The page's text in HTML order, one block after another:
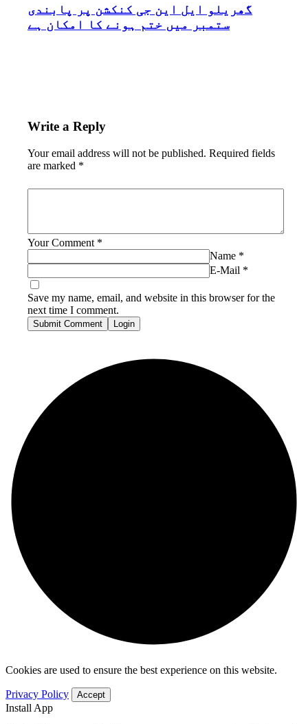
گھریلو ایل این جی کنکشن پر پابندی
ستمبر میں ختم ہونے کا امکان ہے
Write a Reply
Your email address will not be published. Required fields
are marked *
Your Comment *
Name *
E-Mail *
Save my name, email, and website in this browser for the
next time I comment.
Submit Comment Login
Cookies are used to ensure the best experience on this website.
Privacy Policy Accept
Install App